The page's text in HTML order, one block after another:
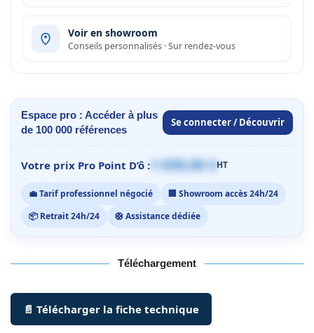
Voir en showroom
Conseils personnalisés · Sur rendez-vous
Espace pro : Accéder à plus
de 100 000 références
Se connecter / Découvrir
Votre prix Pro Point D’ô : 1 059,00 €HT
💼 Tarif professionnel négocié
🏢 Showroom accès 24h/24
📦 Retrait 24h/24
🛟 Assistance dédiée
Téléchargement
📄 Télécharger la fiche technique